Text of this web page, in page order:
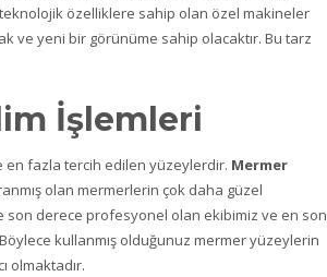
özelliklere sahip olan özel makineler
ve yeni bir görünüme sahip olacaktır. Bu tarz
İşlemleri
en fazla tercih edilen yüzeylerdir. Mermer
olan mermerlerin çok daha güzel
son derece profesyonel olan ekibimiz ve en son
kullanmış olduğunuz mermer yüzeylerin
olmaktadır.